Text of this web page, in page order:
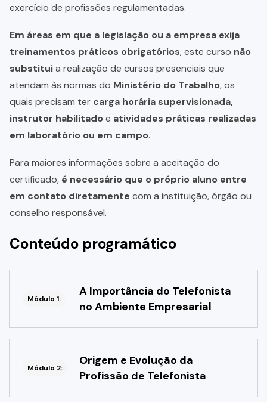
exercício de profissões regulamentadas.
Em áreas em que a legislação ou a empresa exija
treinamentos práticos obrigatórios, este curso não
substituia realização de cursos presenciais que
atendam às normas do Ministério do Trabalho, os
quais precisam ter carga horária supervisionada,
instrutor habilitadoe atividades práticas realizadas
em laboratório ou em campo.
Para maiores informações sobre a aceitação do
certificado, é necessário que o próprio aluno entre
em contato diretamente com a instituição, órgão ou
conselho responsável.
Conteúdo programático
Módulo 1:
A Importância do Telefonista
no Ambiente Empresarial
Módulo 2:
Origem e Evolução da
Profissão de Telefonista